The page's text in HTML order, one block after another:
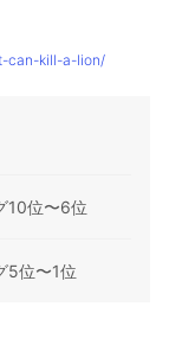
can-kill-a-lion/
10位〜6位
5位〜1位